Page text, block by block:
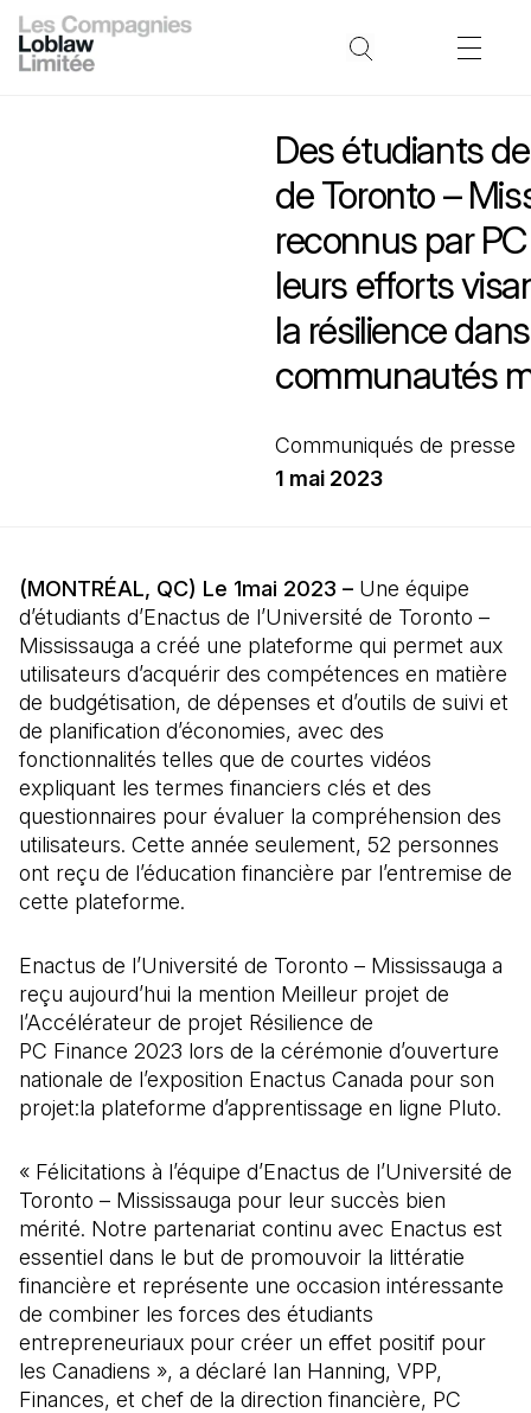
Des étudiants
de Toronto –
reconnus par
leurs efforts
la résilience
communautés
Communiqués de presse
1 mai 2023
(MONTRÉAL, QC) Le 1mai 2023 – Une équipe
d’étudiants d’Enactus de l’Université de Toronto –
Mississauga a créé une plateforme qui permet aux
utilisateurs d’acquérir des compétences en matière
de budgétisation, de dépenses et d’outils de suivi et
de planification d’économies, avec des
fonctionnalités telles que de courtes vidéos
expliquant les termes financiers clés et des
questionnaires pour évaluer la compréhension des
utilisateurs. Cette année seulement, 52 personnes
ont reçu de l’éducation financière par l’entremise de
cette plateforme.
Enactus de l’Université de Toronto – Mississauga a
reçu aujourd’hui la mention Meilleur projet de
l’Accélérateur de projet Résilience de
PC Finance 2023 lors de la cérémonie d’ouverture
nationale de l’exposition Enactus Canada pour son
projet:la plateforme d’apprentissage en ligne Pluto.
« Félicitations à l’équipe d’Enactus de l’Université de
Toronto – Mississauga pour leur succès bien
mérité. Notre partenariat continu avec Enactus est
essentiel dans le but de promouvoir la littératie
financière et représente une occasion intéressante
de combiner les forces des étudiants
entrepreneuriaux pour créer un effet positif pour
les Canadiens », a déclaré Ian Hanning, VPP,
Finances, et chef de la direction financière, PC